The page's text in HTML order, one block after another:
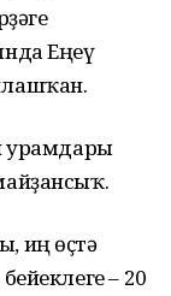
Еңеү
урамдары
иң өҫтә
– 20